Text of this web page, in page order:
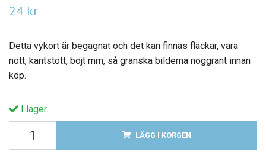
24 kr
Detta vykort är begagnat och det kan finnas fläckar, vara
nött, kantstött, böjt mm, så granska bilderna noggrant innan
köp.
I lager.
LÄGG I KORGEN